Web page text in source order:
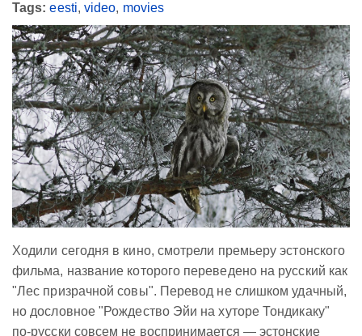
Tags:eesti,video, movies
Ходили сегодня в кино, смотрели премьеру эстонского
фильма, название которого переведено на русский как
"Лес призрачной совы". Перевод не слишком удачный,
но дословное "Рождество Эйи на хуторе Тондикаку"
по-русски совсем не воспринимается — эстонские